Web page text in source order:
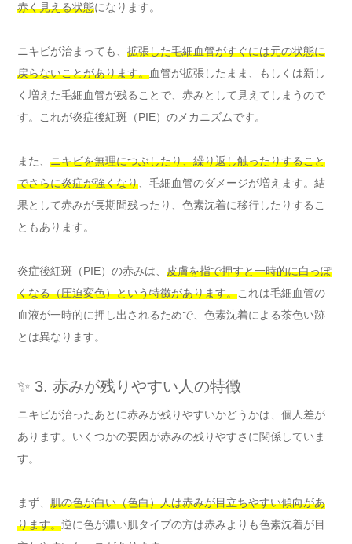
赤く見える状態になります。
ニキビが治まっても、 拡張した毛細血管がすぐには元の状態に
戻らないことがあります。血管が拡張したまま、もしくは新し
く増えた毛細血管が残ることで、赤みとして見えてしまうので
す。これが炎症後紅斑（PIE）のメカニズムです。
また、 ニキビを無理につぶしたり、繰り返し触ったりすること
でさらに炎症が強くなり 、毛細血管のダメージが増えます。結
果として赤みが長期間残ったり、色素沈着に移行したりするこ
ともあります。
炎症後紅斑（PIE）の赤みは、 皮膚を指で押すと一時的に白っぽ
くなる（圧迫変色）という特徴があります。これは毛細血管の
血液が一時的に押し出されるためで、色素沈着による茶色い跡
とは異なります。
✨ 3. 赤みが残りやすい人の特徴
ニキビが治ったあとに赤みが残りやすいかどうかは、個人差が
あります。いくつかの要因が赤みの残りやすさに関係していま
す。
まず、 肌の色が白い（色白）人は赤みが目立ちやすい傾向があ
ります。逆に色が濃い肌タイプの方は赤みよりも色素沈着が目